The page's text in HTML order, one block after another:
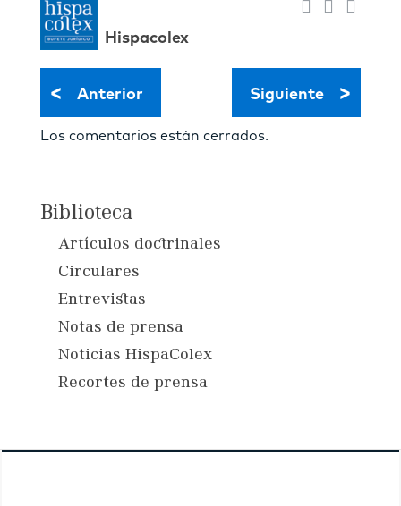
Hispacolex
< Anterior Siguiente >
Los comentarios están cerrados.
Biblioteca
Artículos doctrinales
Circulares
Entrevistas
Notas de prensa
Noticias HispaColex
Recortes de prensa